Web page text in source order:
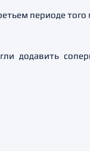
периоде
додавить